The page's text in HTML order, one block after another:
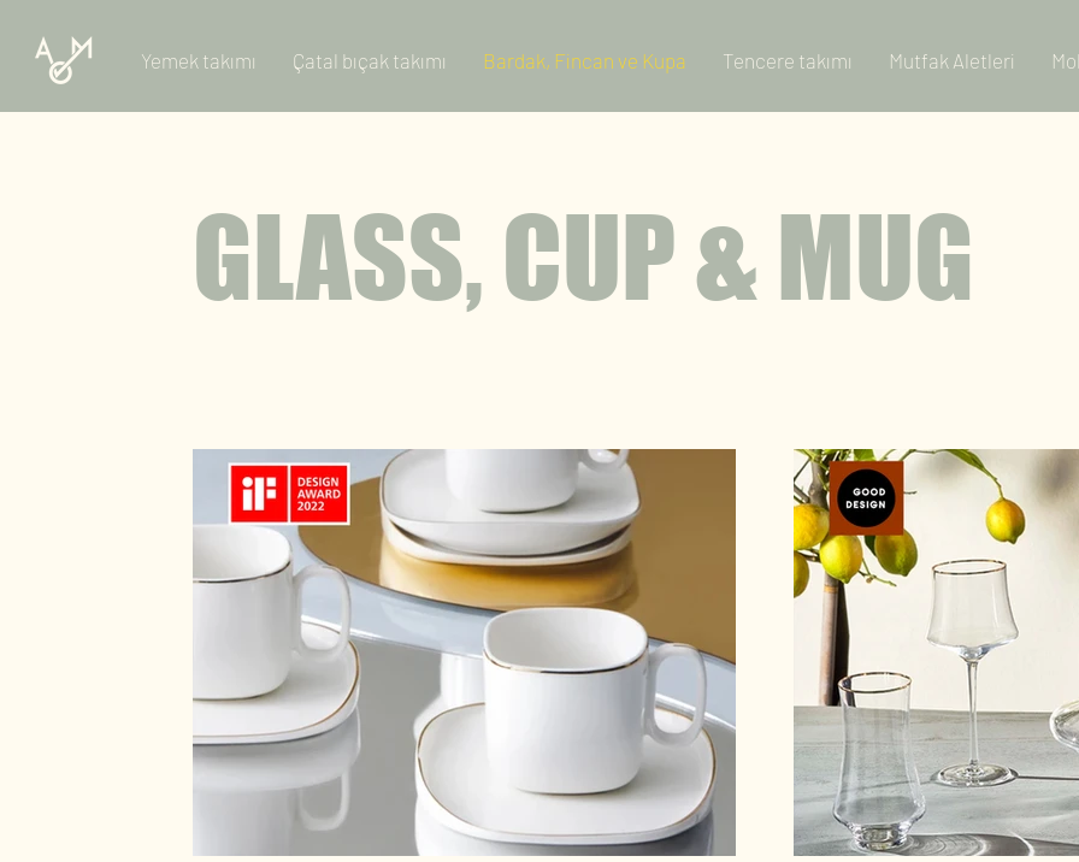
Yemek takımı Çatal bıçak takımı Bardak, Fincan ve Kupa Tencere takımı Mutfak Aletleri
GLASS, CUP & MUG